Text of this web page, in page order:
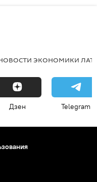
ЭКОНОМИКИ
Дзен Telegram